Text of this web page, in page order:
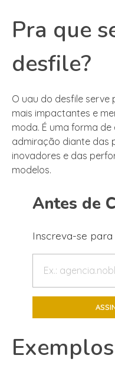
Pra que
desfile?
O uau do desfile
mais impactantes e
moda. É uma forma
admiração diante das
inovadores e das
modelos.
Antes de
Inscreva-se